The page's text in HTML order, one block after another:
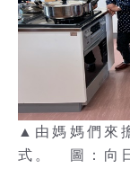
▲由媽媽們來
式。 圖：向